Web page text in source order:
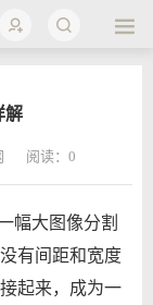
解
阅读： 0
幅大图像分割
有间距和宽度
起来，成为一